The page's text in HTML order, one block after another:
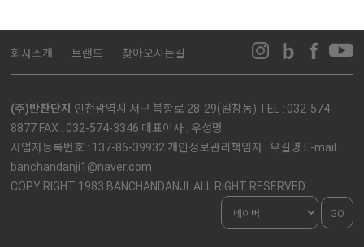
회사소개 브랜드 찾아오시는길
(주)반찬단지 인천광역시 서구 북항로 28-29(원창동) TEL : 032-574-
8877 FAX : 032-574-3346 대표이사 : 우성명
사업자등록번호 : 137-86-39932 개인정보관리책임자 : 우길명 E-mail :
banchandanji1@naver.com
COPY RIGHT 1983 BANCHANDANJI. ALL RIGHT RESERVED
GO